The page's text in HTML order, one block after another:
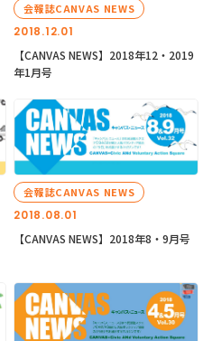
2018.12.01
会報誌CANVAS NEWS
【CANVAS NEWS】2018年12・2019
年1月号
2018.08.01
会報誌CANVAS NEWS
【CANVAS NEWS】2018年8・9月号